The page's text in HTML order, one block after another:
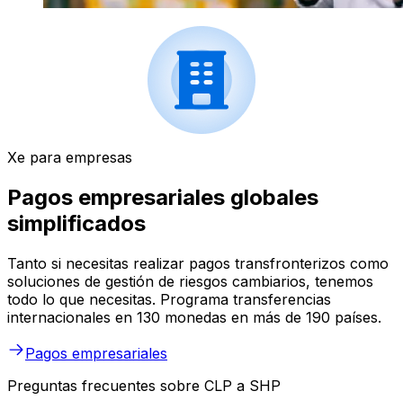
Xe para empresas
Pagos empresariales globales
simplificados
Tanto si necesitas realizar pagos transfronterizos como
soluciones de gestión de riesgos cambiarios, tenemos
todo lo que necesitas. Programa transferencias
internacionales en 130 monedas en más de 190 países.
Pagos empresariales
Preguntas frecuentes sobre CLP a SHP